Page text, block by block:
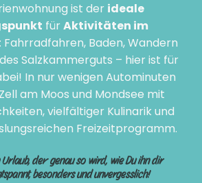
ist der ideale
fürAktivitäten im
: Fahrradfahren, Baden, Wandern
Salzkammerguts – hier ist für
In nur wenigen Autominuten
am Moos und Mondsee mit
vielfältiger Kulinarik und
Freizeitprogramm.
der genau so wird, wie Du ihn dir
besonders und unvergesslich!